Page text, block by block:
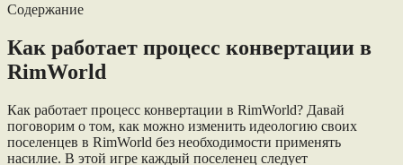
Содержание
Как работает процесс конвертации в
RimWorld
Как работает процесс конвертации в RimWorld? Давай
поговорим о том, как можно изменить идеологию своих
поселенцев в RimWorld без необходимости применять
насилие. В этой игре каждый поселенец следует